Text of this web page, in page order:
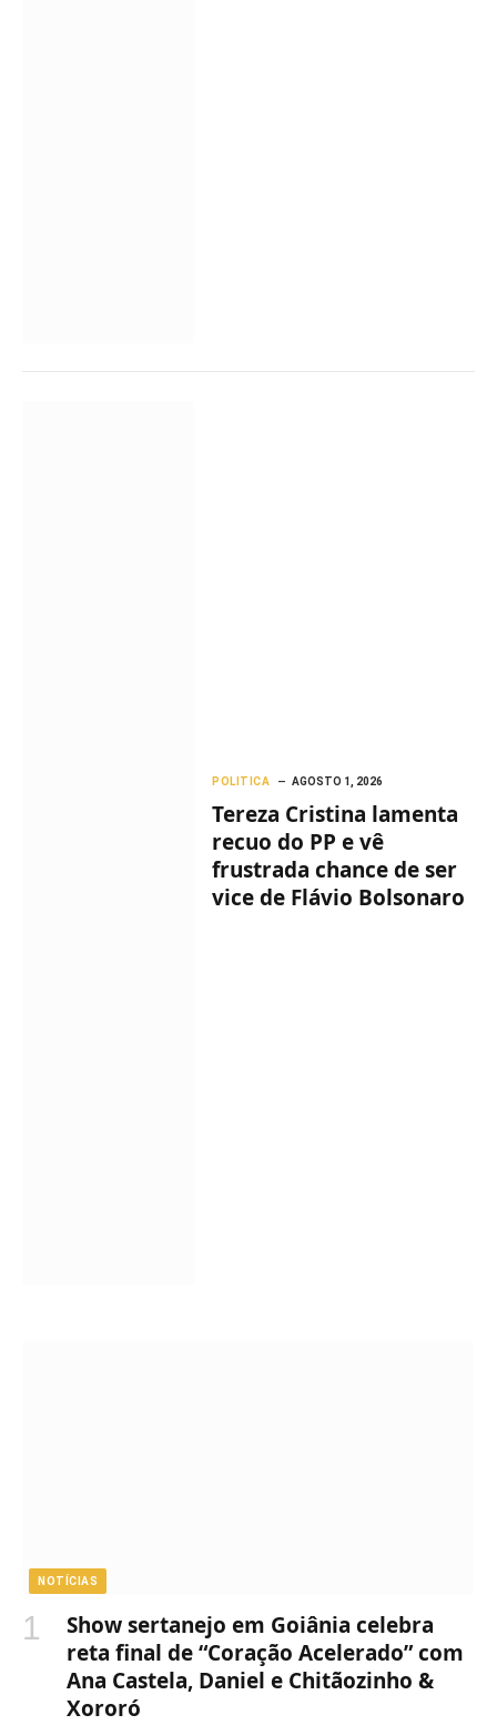
POLITICA AGOSTO 1, 2026
Tereza Cristina lamenta
recuo do PP e vê
frustrada chance de ser
vice de Flávio Bolsonaro
NOTÍCIAS
Show sertanejo em Goiânia celebra
reta final de “Coração Acelerado” com
Ana Castela, Daniel e Chitãozinho &
Xororó